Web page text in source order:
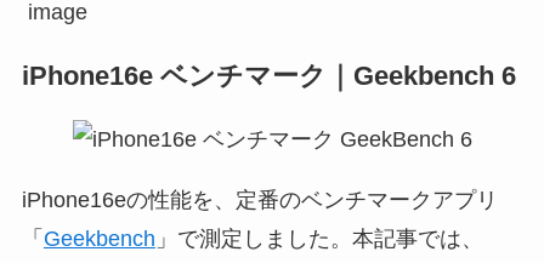
iPhone16e ベンチマーク｜Geekbench 6
iPhone16eの性能を、定番のベンチマークアプリ
「 Geekbench 」で測定しました。本記事では、